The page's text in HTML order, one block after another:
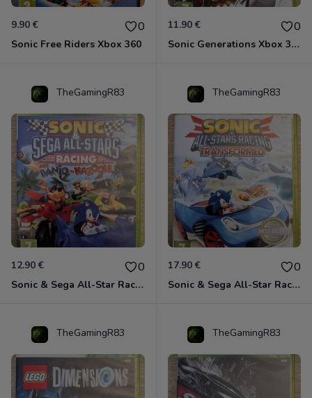
9.90 € 0
Sonic Free Riders Xbox 360
11.90 € 0
Sonic Generations Xbox 360
TheGamingR83
12.90 € 0
Sonic & Sega All-Star Racing avec Banjo-Kazooie Xbox 360
TheGamingR83
17.90 € 0
Sonic & Sega All-Star Racing - Transformed Xbox 360
TheGamingR83 TheGamingR83